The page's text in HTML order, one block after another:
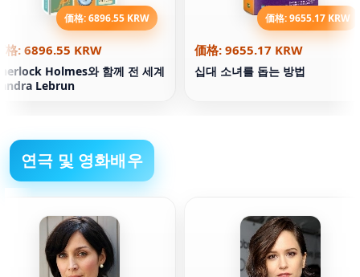
価格: 6896.55 KRW
格: 6896.55 KRW
Holmes와 함께 전 세계
Lebrun
価格: 9655.17 KRW
価格: 9655.17 KRW
십대 소녀를 돕는 방법
연극 및 영화배우